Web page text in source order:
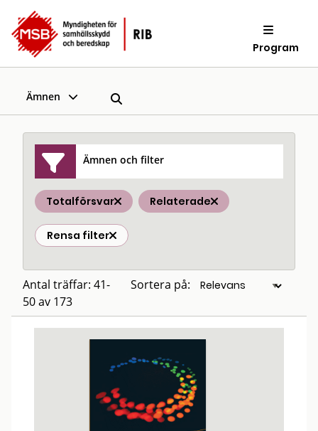
Program
Ämnen
Ämnen och filter
Totalförsvar Relaterade
Rensa filter
Antal träffar: 41-
50 av 173
Sortera på: